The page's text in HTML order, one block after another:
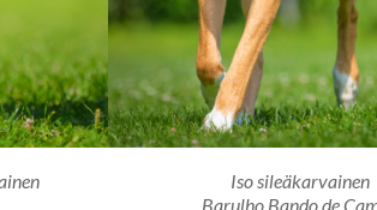
Iso sileäkarvainen
Barulho Bando de